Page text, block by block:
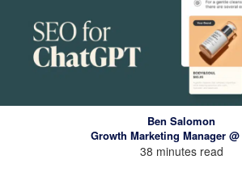
Ben Salomon
Growth Marketing Manager
38 minutes read